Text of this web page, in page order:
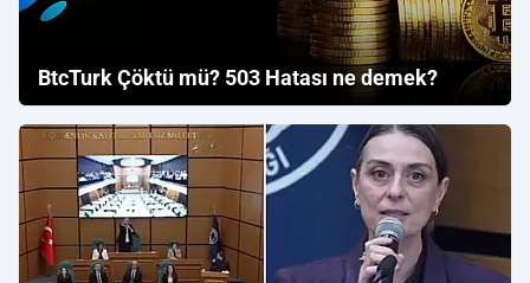
BtcTurk Çöktü mü? 503 Hatası ne demek?